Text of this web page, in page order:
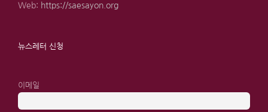
Web: https://saesayon.org
뉴스레터 신청
이메일